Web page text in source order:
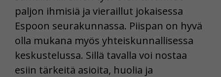
paljon ihmisiä ja vieraillut jokaisessa
Espoon seurakunnassa. Piispan on hyvä
olla mukana myös yhteiskunnallisessa
keskustelussa. Sillä tavalla voi nostaa
esiin tärkeitä asioita, huolia ja